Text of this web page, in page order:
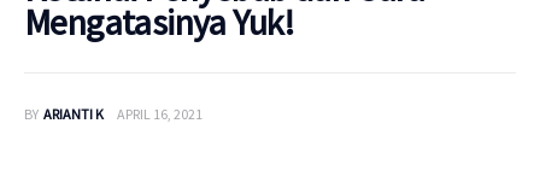
Untuk Bisnis
Mengatasinya Yuk!
BY ARIANTI K APRIL 16, 2021